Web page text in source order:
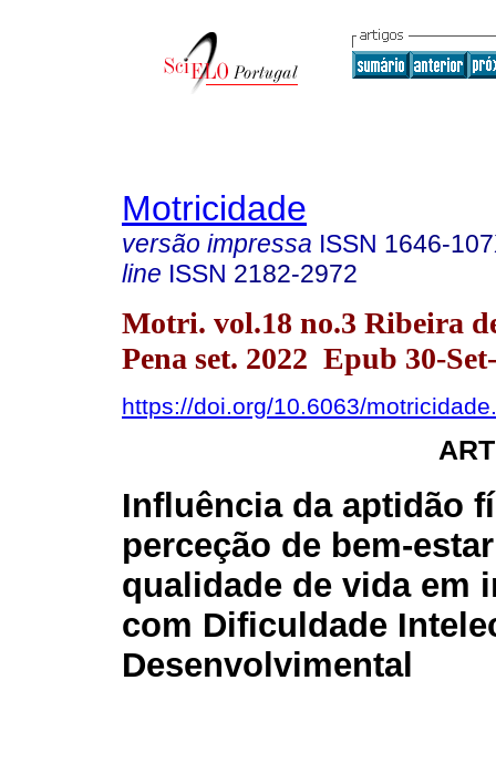
Motricidade
versão impressa ISSN 1646-
line ISSN 2182-2972
Motri. vol.18 no.3 Ribeira
Pena set. 2022 Epub 30-
https://doi.org/10.6063/
Influência da aptidão
perceção de bem-
qualidade de vida em
com Dificuldade
Desenvolvimental